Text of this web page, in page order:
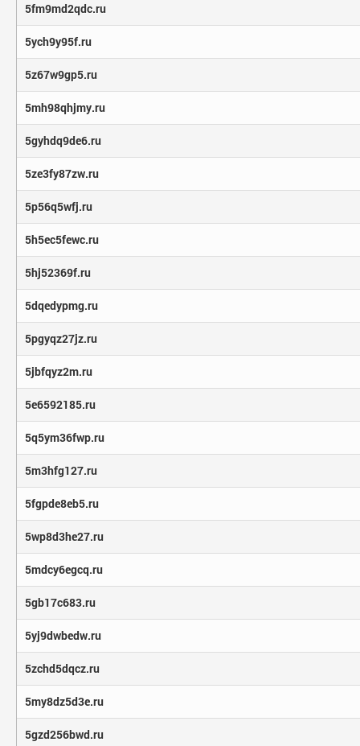
5fm9md2qdc.ru
5ych9y95f.ru
5z67w9gp5.ru
5mh98qhjmy.ru
5gyhdq9de6.ru
5ze3fy87zw.ru
5p56q5wfj.ru
5h5ec5fewc.ru
5hj52369f.ru
5dqedypmg.ru
5pgyqz27jz.ru
5jbfqyz2m.ru
5e6592185.ru
5q5ym36fwp.ru
5m3hfg127.ru
5fgpde8eb5.ru
5wp8d3he27.ru
5mdcy6egcq.ru
5gb17c683.ru
5yj9dwbedw.ru
5zchd5dqcz.ru
5my8dz5d3e.ru
5gzd256bwd.ru